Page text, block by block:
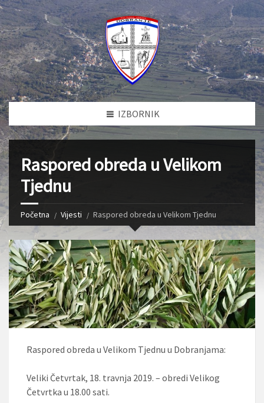
IZBORNIK
Raspored obreda u Velikom
Tjednu
Početna Vijesti Raspored obreda u Velikom Tjednu
Raspored obreda u Velikom Tjednu u Dobranjama:
Veliki Četvrtak, 18. travnja 2019. – obredi Velikog
Četvrtka u 18.00 sati.